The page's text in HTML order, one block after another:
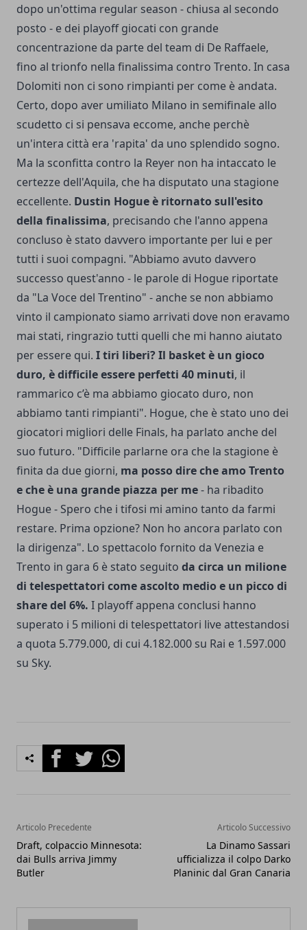
dopo un'ottima regular season - chiusa al secondo
posto - e dei playoff giocati con grande
concentrazione da parte del team di De Raffaele,
fino al trionfo nella finalissima contro Trento. In casa
Dolomiti non ci sono rimpianti per come è andata.
Certo, dopo aver umiliato Milano in semifinale allo
scudetto ci si pensava eccome, anche perchè
un'intera città era 'rapita' da uno splendido sogno.
Ma la sconfitta contro la Reyer non ha intaccato le
certezze dell'Aquila, che ha disputato una stagione
eccellente. Dustin Hogue è ritornato sull'esito
della finalissima, precisando che l'anno appena
concluso è stato davvero importante per lui e per
tutti i suoi compagni. "Abbiamo avuto davvero
successo quest'anno - le parole di Hogue riportate
da "La Voce del Trentino" - anche se non abbiamo
vinto il campionato siamo arrivati dove non eravamo
mai stati, ringrazio tutti quelli che mi hanno aiutato
per essere qui. I tiri liberi? Il basket è un gioco
duro, è difficile essere perfetti 40 minuti, il
rammarico c’è ma abbiamo giocato duro, non
abbiamo tanti rimpianti". Hogue, che è stato uno dei
giocatori migliori delle Finals, ha parlato anche del
suo futuro. "Difficile parlarne ora che la stagione è
finita da due giorni, ma posso dire che amo Trento
e che è una grande piazza per me- ha ribadito
Hogue - Spero che i tifosi mi amino tanto da farmi
restare. Prima opzione? Non ho ancora parlato con
la dirigenza". Lo spettacolo fornito da Venezia e
Trento in gara 6 è stato seguito da circa un milione
di telespettatori come ascolto medio e un picco di
share del 6%. I playoff appena conclusi hanno
superato i 5 milioni di telespettatori live attestandosi
a quota 5.779.000, di cui 4.182.000 su Rai e 1.597.000
su Sky.
FacebookTwitterWhatsapp
Articolo Precedente
Draft, colpaccio Minnesota:
dai Bulls arriva Jimmy
Butler
Articolo Successivo
La Dinamo Sassari
ufficializza il colpo Darko
Planinic dal Gran Canaria